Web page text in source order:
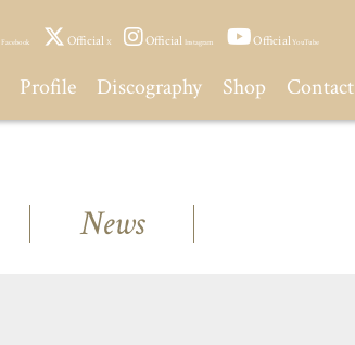
Facebook Official X Official Instagram OfficialYouTube
Profile Discography Shop Contact
News